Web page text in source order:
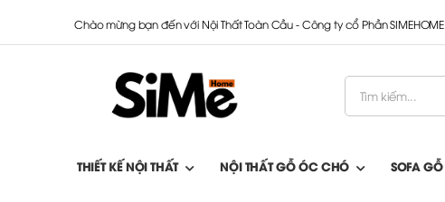
Chào mừng bạn đến với Nội Thất Toàn Cầu - Công ty cổ Phần SIMEHOME
THIẾT KẾ NỘI THẤT NỘI THẤT GỖ ÓC CHÓ SOFA GỖ